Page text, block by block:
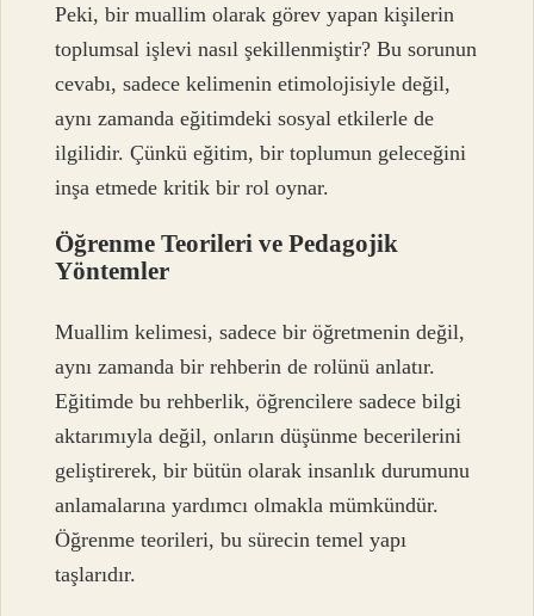
Peki, bir muallim olarak görev yapan kişilerin
toplumsal işlevi nasıl şekillenmiştir? Bu sorunun
cevabı, sadece kelimenin etimolojisiyle değil,
aynı zamanda eğitimdeki sosyal etkilerle de
ilgilidir. Çünkü eğitim, bir toplumun geleceğini
inşa etmede kritik bir rol oynar.
Öğrenme Teorileri ve Pedagojik
Yöntemler
Muallim kelimesi, sadece bir öğretmenin değil,
aynı zamanda bir rehberin de rolünü anlatır.
Eğitimde bu rehberlik, öğrencilere sadece bilgi
aktarımıyla değil, onların düşünme becerilerini
geliştirerek, bir bütün olarak insanlık durumunu
anlamalarına yardımcı olmakla mümkündür.
Öğrenme teorileri, bu sürecin temel yapı
taşlarıdır.